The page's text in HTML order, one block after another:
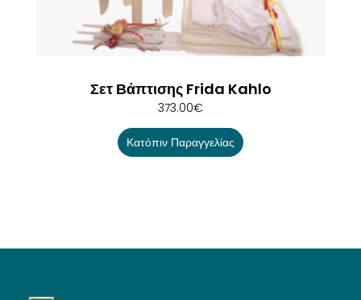
Σετ Βάπτισης Frida Kahlo
373.00€
Κατόπιν Παραγγελίας